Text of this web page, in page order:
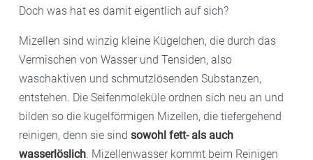
Doch was hat es damit eigentlich auf sich?
Mizellen sind winzig kleine Kügelchen, die durch das
Vermischen von Wasser und Tensiden, also
waschaktiven und schmutzlösenden Substanzen,
entstehen. Die Seifenmoleküle ordnen sich neu an und
bilden so die kugelförmigen Mizellen, die tiefergehend
reinigen, denn sie sind sowohl fett- als auch
wasserlöslich. Mizellenwasser kommt beim Reinigen